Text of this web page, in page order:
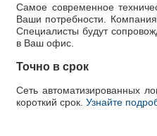
Самое современное
Ваши потребности.
Специалисты будут
в Ваш офис.
Точно в срок
Сеть автоматизированных
короткий срок. Узнайте